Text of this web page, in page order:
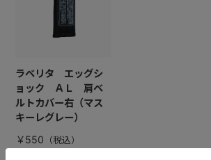
ラベリタ エッグシ
ョック ＡＬ 肩ベ
ルトカバー右（マス
キーレグレー）
￥550